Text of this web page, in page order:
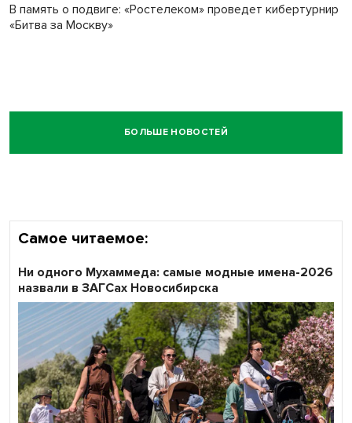
В память о подвиге: «Ростелеком» проведет кибертурнир
«Битва за Москву»
БОЛЬШЕ НОВОСТЕЙ
Самое читаемое:
Ни одного Мухаммеда: самые модные имена-2026
назвали в ЗАГСах Новосибирска